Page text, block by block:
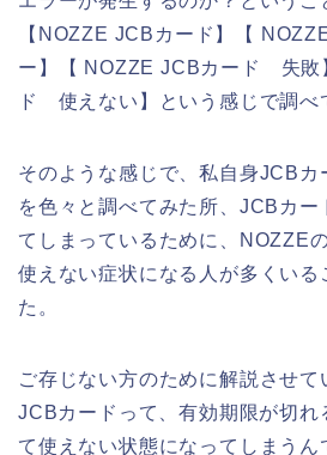
【NOZZE JCBカード】【
ー】【 NOZZE JCBカード 失敗
ド 使えない】という感じで調べ
そのような感じで、私自身JCBカ
を色々と調べてみた所、JCBカー
てしまっているために、NOZZE
使えない症状になる人が多くいる
た。
ご存じない方のために解説させて
JCBカードって、有効期限が切れ
て使えない状態になってしまうん